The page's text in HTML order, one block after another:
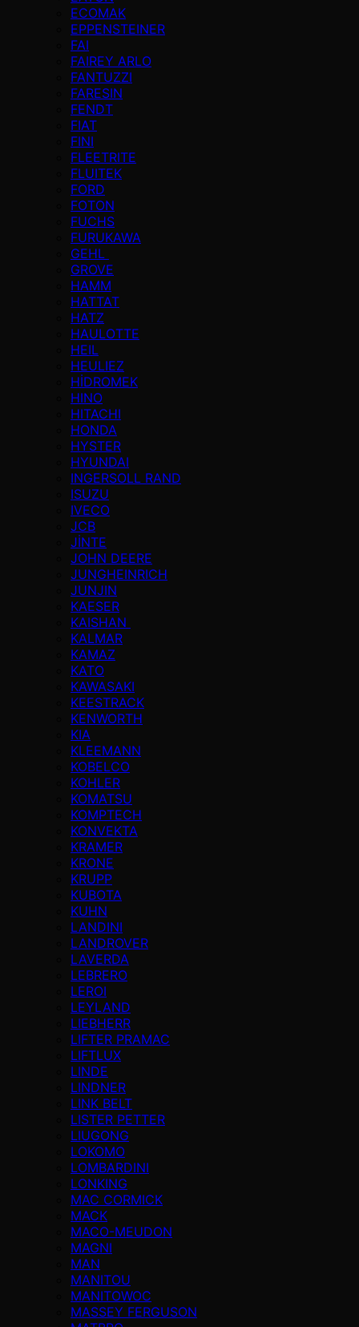
ECOMAK
EPPENSTEINER
FAI
FAIREY ARLO
FANTUZZI
FARESIN
FENDT
FIAT
FINI
FLEETRITE
FLUITEK
FORD
FOTON
FUCHS
FURUKAWA
GEHL
GROVE
HAMM
HATTAT
HATZ
HAULOTTE
HEIL
HEULIEZ
HİDROMEK
HINO
HITACHI
HONDA
HYSTER
HYUNDAI
INGERSOLL RAND
ISUZU
IVECO
JCB
JİNTE
JOHN DEERE
JUNGHEINRICH
JUNJIN
KAESER
KAISHAN
KALMAR
KAMAZ
KATO
KAWASAKI
KEESTRACK
KENWORTH
KIA
KLEEMANN
KOBELCO
KOHLER
KOMATSU
KOMPTECH
KONVEKTA
KRAMER
KRONE
KRUPP
KUBOTA
KUHN
LANDINI
LANDROVER
LAVERDA
LEBRERO
LEROI
LEYLAND
LIEBHERR
LIFTER PRAMAC
LIFTLUX
LINDE
LINDNER
LINK BELT
LISTER PETTER
LIUGONG
LOKOMO
LOMBARDINI
LONKING
MAC CORMICK
MACK
MACO-MEUDON
MAGNI
MAN
MANITOU
MANITOWOC
MASSEY FERGUSON